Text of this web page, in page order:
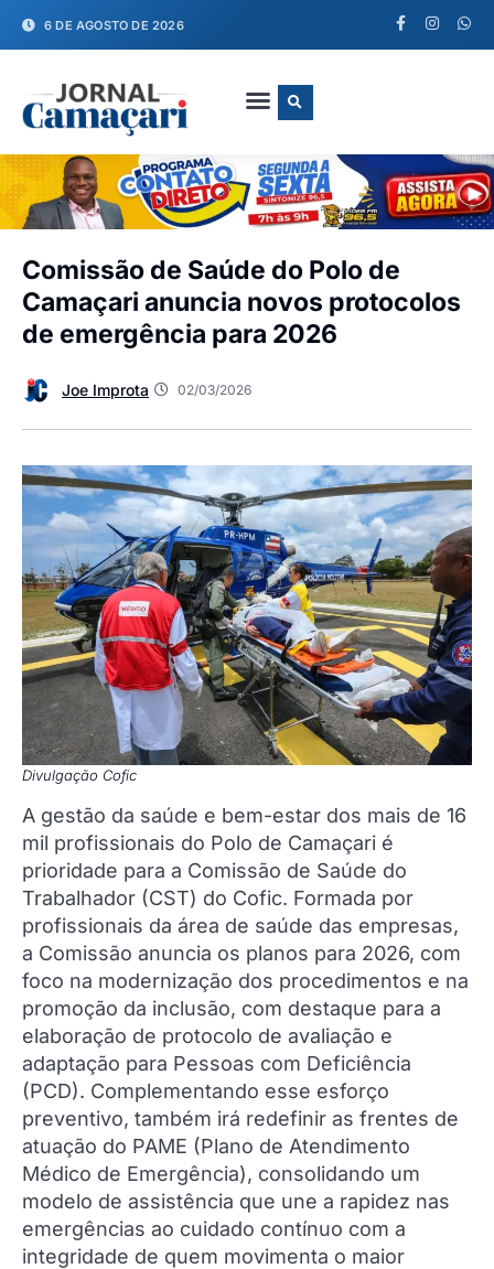
6 DE AGOSTO DE 2026
Comissão de Saúde do Polo de
Camaçari anuncia novos protocolos
de emergência para 2026
Joe Improta 02/03/2026
Divulgação Cofic
A gestão da saúde e bem-estar dos mais de 16
mil profissionais do Polo de Camaçari é
prioridade para a Comissão de Saúde do
Trabalhador (CST) do Cofic. Formada por
profissionais da área de saúde das empresas,
a Comissão anuncia os planos para 2026, com
foco na modernização dos procedimentos e na
promoção da inclusão, com destaque para a
elaboração de protocolo de avaliação e
adaptação para Pessoas com Deficiência
(PCD). Complementando esse esforço
preventivo, também irá redefinir as frentes de
atuação do PAME (Plano de Atendimento
Médico de Emergência), consolidando um
modelo de assistência que une a rapidez nas
emergências ao cuidado contínuo com a
integridade de quem movimenta o maior